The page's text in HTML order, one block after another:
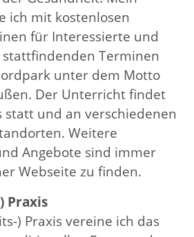
ich mit kostenlosen
für Interessierte und
Terminen
unter dem Motto
Der Unterricht findet
statt und an verschiedenen
Weitere
Angebote sind immer
Webseite zu finden.
Praxis
) Praxis vereine ich das